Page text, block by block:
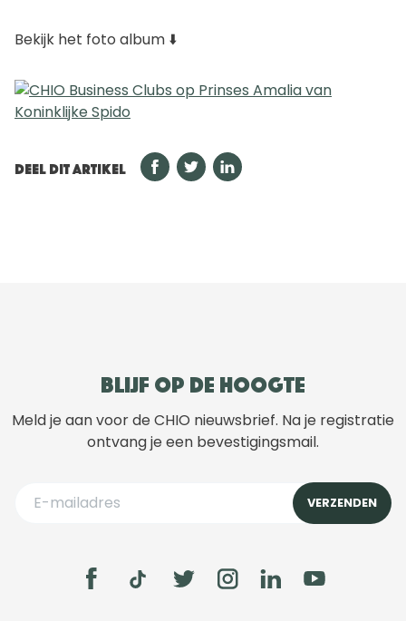
Bekijk het foto album ⬇️
DEEL DIT ARTIKEL
Blijf op de hoogte
Meld je aan voor de CHIO nieuwsbrief. Na je registratie
ontvang je een bevestigingsmail.